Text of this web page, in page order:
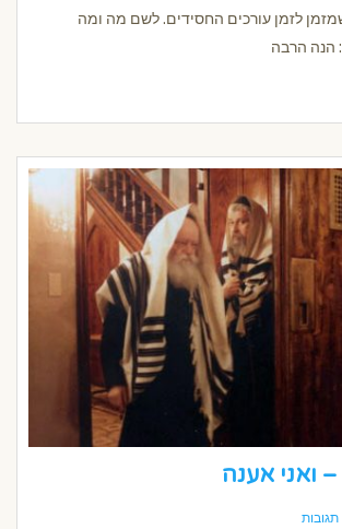
לזמן עורכים החסידים. לשם מה ומה
הנה הרבה
ואני אענה
תגובות